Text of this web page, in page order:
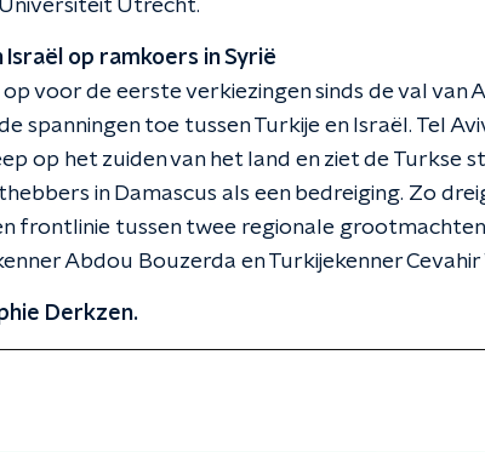
Utrecht.
Israël op ramkoers in Syrië
voor de eerste verkiezingen sinds de val van
spanningen toe tussen Turkije en Israël. Tel
op het zuiden van het land en ziet de Turkse
in Damascus als een bedreiging. Zo
frontlinie tussen twee regionale
Abdou Bouzerda en Turkijekenner Cevahir
Derkzen.